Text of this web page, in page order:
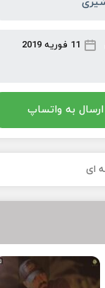
11 فوریه 2019
ارسال به واتساپ
ای